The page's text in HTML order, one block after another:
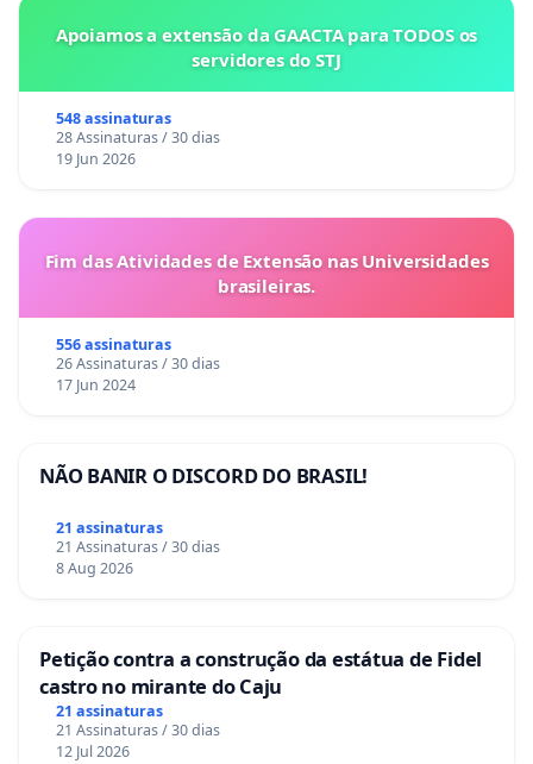
Apoiamos a extensão da GAACTA para TODOS os
servidores do STJ
548 assinaturas
28 Assinaturas / 30 dias
19 Jun 2026
Fim das Atividades de Extensão nas Universidades
brasileiras.
556 assinaturas
26 Assinaturas / 30 dias
17 Jun 2024
NÃO BANIR O DISCORD DO BRASIL!
21 assinaturas
21 Assinaturas / 30 dias
8 Aug 2026
Petição contra a construção da estátua de Fidel
castro no mirante do Caju
21 assinaturas
21 Assinaturas / 30 dias
12 Jul 2026